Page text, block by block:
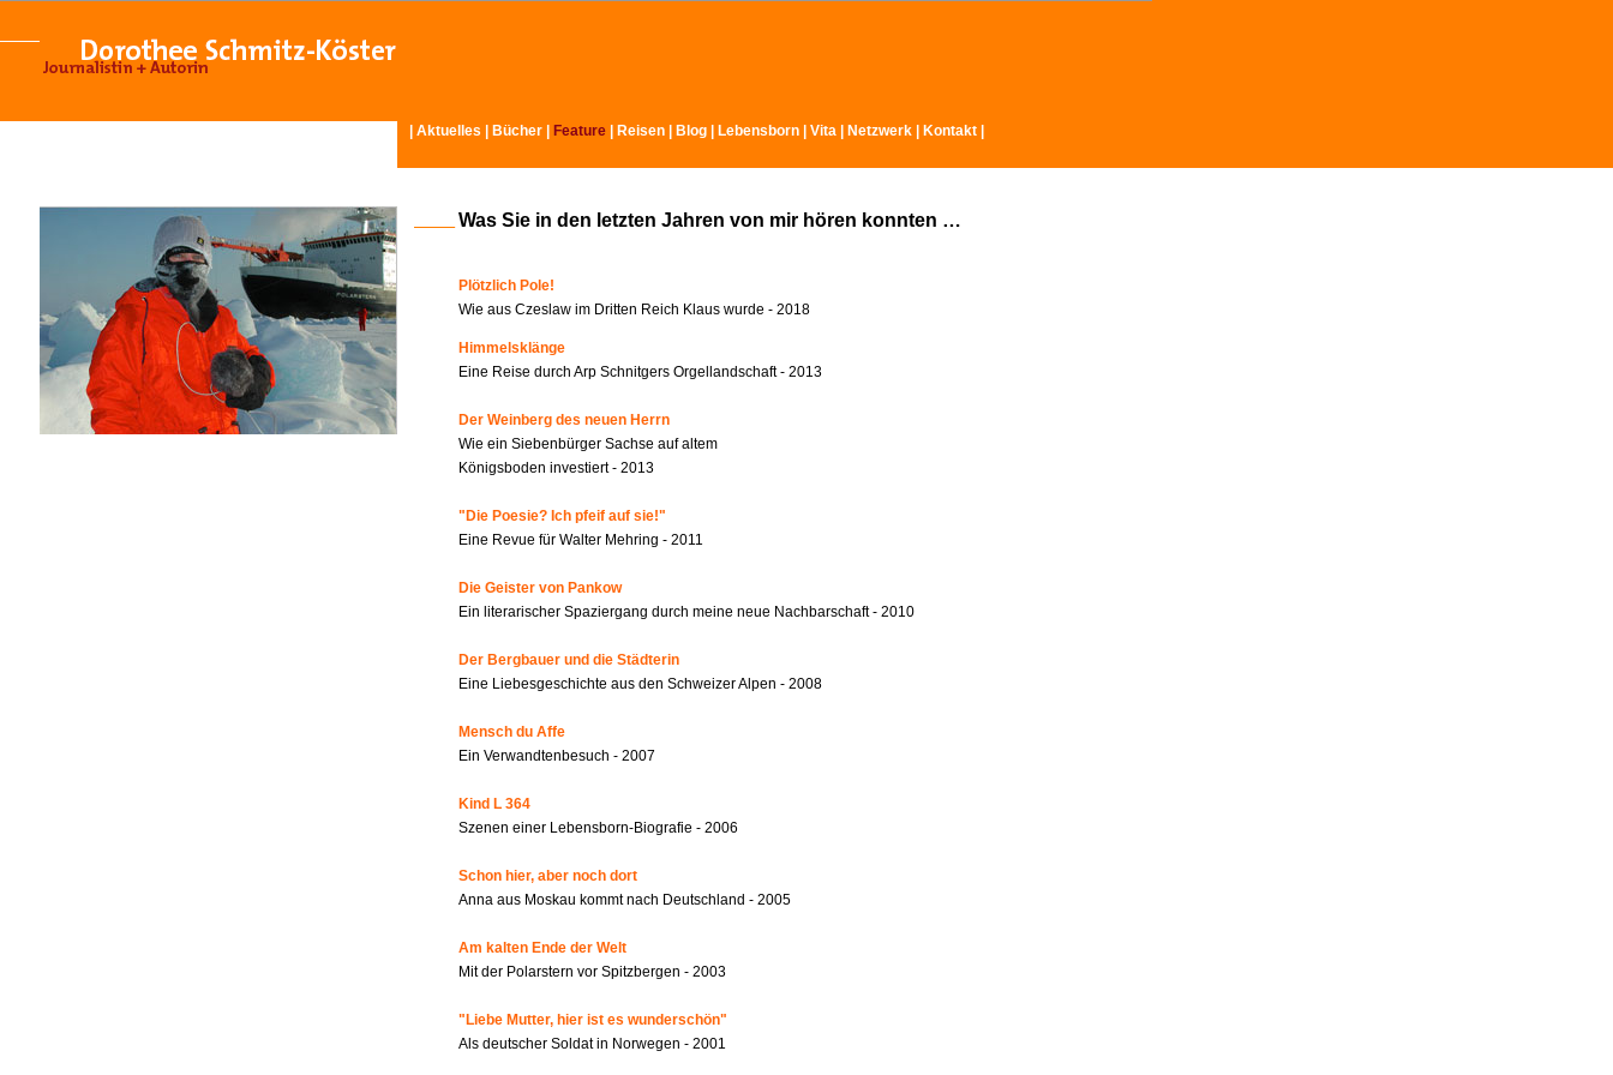
Aktuelles Bücher Feature Reisen Blog Lebensborn Vita Netzwerk Kontakt
Was Sie in den letzten Jahren von mir hören konnten …
Plötzlich Pole!
Wie aus Czeslaw im Dritten Reich Klaus wurde - 2018
Himmelsklänge
Eine Reise durch Arp Schnitgers Orgellandschaft - 2013
Der Weinberg des neuen Herrn
Wie ein Siebenbürger Sachse auf altem
Königsboden investiert - 2013
"Die Poesie? Ich pfeif auf sie!"
Eine Revue für Walter Mehring - 2011
Die Geister von Pankow
Ein literarischer Spaziergang durch meine neue Nachbarschaft - 2010
Der Bergbauer und die Städterin
Eine Liebesgeschichte aus den Schweizer Alpen - 2008
Mensch du Affe
Ein Verwandtenbesuch - 2007
Kind L 364
Szenen einer Lebensborn-Biografie - 2006
Schon hier, aber noch dort
Anna aus Moskau kommt nach Deutschland - 2005
Am kalten Ende der Welt
Mit der Polarstern vor Spitzbergen - 2003
"Liebe Mutter, hier ist es wunderschön"
Als deutscher Soldat in Norwegen - 2001